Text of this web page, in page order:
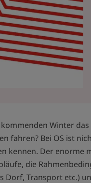
Winter
fahren? Bei OS ist
kennen. Der enorme
die
Dorf, Transport etc.)